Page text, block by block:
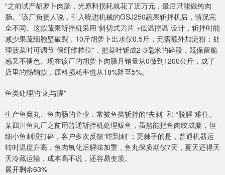
“之前试产胡萝卜肉肠，光原料损耗就花了近万元，最后只能做纯肉
肠。”该厂负责人说，引入晓进机械的GSJ250蔬果斩拌机后，情况完
全不同。这款蔬果斩拌机采用“斜切式刀片 +低温控温”设计，斩拌时能
减少果蔬细胞壁破裂，10斤胡萝卜出水仅0.5斤，无需额外加淀粉；处
理菠菜时可调节“保纤维档位”，把菜叶斩成2-3毫米的碎段，既保留脆
感又不褪色。现在该厂的胡萝卜肉肠月销量从0做到1200公斤，成了
店里的畅销款，原料损耗率也从18%降至5%。
鱼类处理的“刺与腥”
生产鱼糜丸、鱼肉肠的企业，常被鱼类斩拌的“去刺” 和 “脱腥”难住。
某四川鱼丸厂之前用普通斩拌机处理鲅鱼，虽然能把鱼肉绞成糜，但
细小鱼刺没打碎，客户多次反馈“吃到刺”；更棘手的是，普通机器运
转时温度升高，鱼肉氧化后腥味加重，鱼丸保质期仅7天，夏天还得天
天冷藏运输，成本高不说，还容易变质。
展开剩余63%